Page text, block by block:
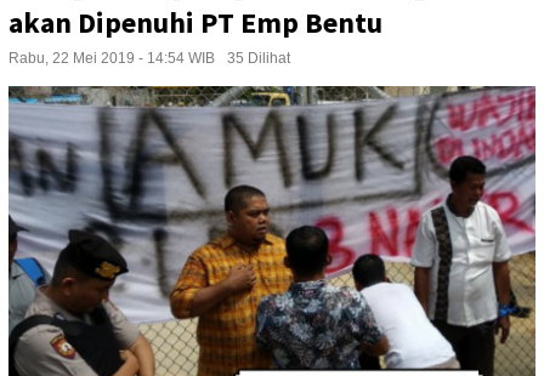
akan Dipenuhi PT Emp Bentu
Rabu, 22 Mei 2019 - 14:54 WIB 35 Dilihat